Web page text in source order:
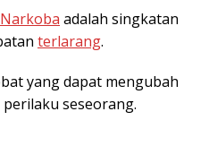
Narkoba adalah singkatan
terlarang.
yang dapat mengubah
seseorang.